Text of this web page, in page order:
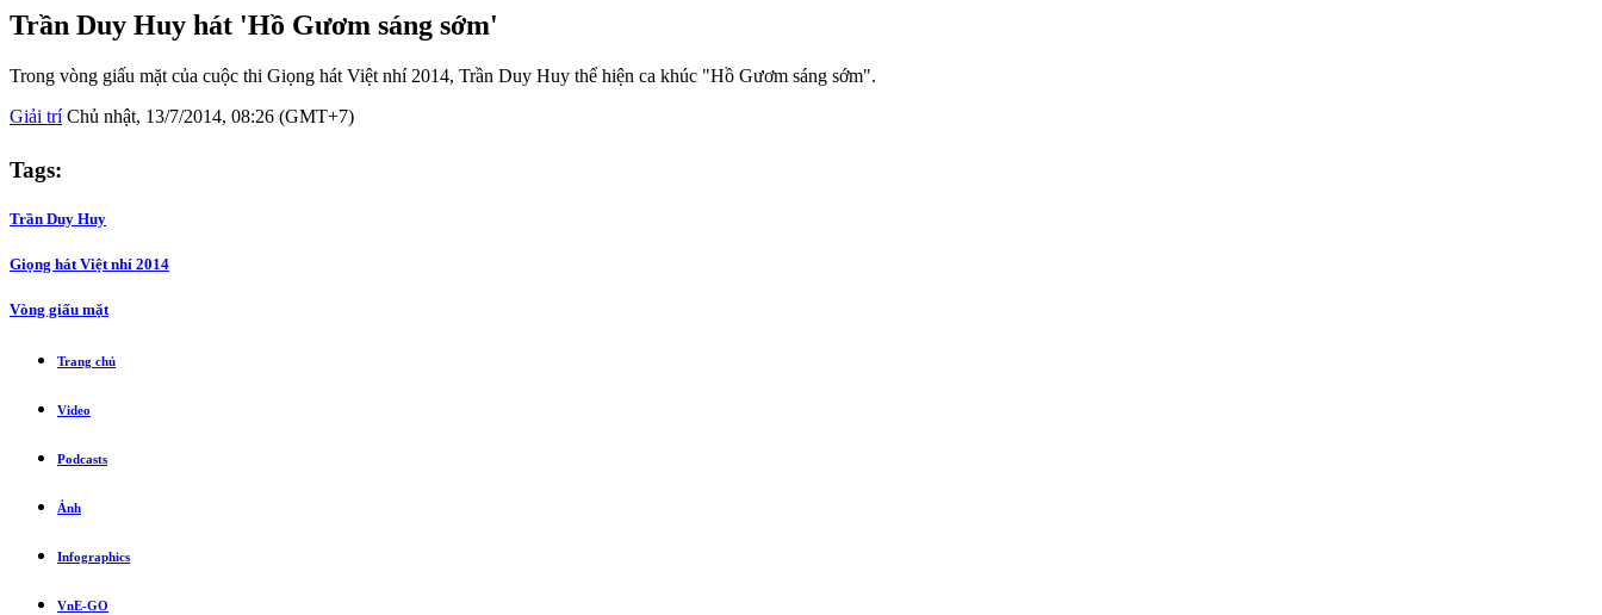
Trần Duy Huy hát 'Hồ Gươm sáng sớm'
Trong vòng giấu mặt của cuộc thi Giọng hát Việt nhí 2014, Trần Duy Huy thể hiện ca khúc "Hồ Gươm sáng sớm".
Giải trí Chủ nhật, 13/7/2014, 08:26 (GMT+7)
Tags:
Trần Duy Huy
Giọng hát Việt nhí 2014
Vòng giấu mặt
Trang chủ
Video
Podcasts
Ảnh
Infographics
VnE-GO